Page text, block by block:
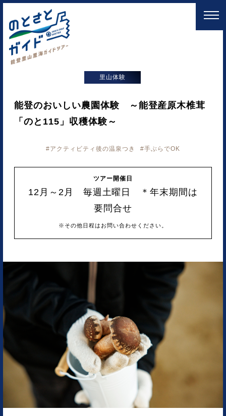
里山体験
能登のおいしい農園体験 ～能登産原木椎茸
「のと115」収穫体験～
アクティビティ後の温泉つき 手ぶらでOK
ツアー開催日
12月～2月 毎週土曜日 ＊年末期間は
要問合せ
※その他日程はお問い合わせください。